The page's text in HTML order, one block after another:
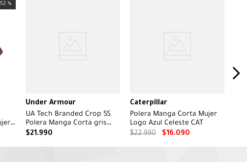
52 %
Under Armour
UA Tech Branded Crop SS
Polera Manga Corta gris
para mujer
$21.990
Caterpillar
Polera Manga Corta Mujer
Logo Azul Celeste CAT
$22.990 $16.090